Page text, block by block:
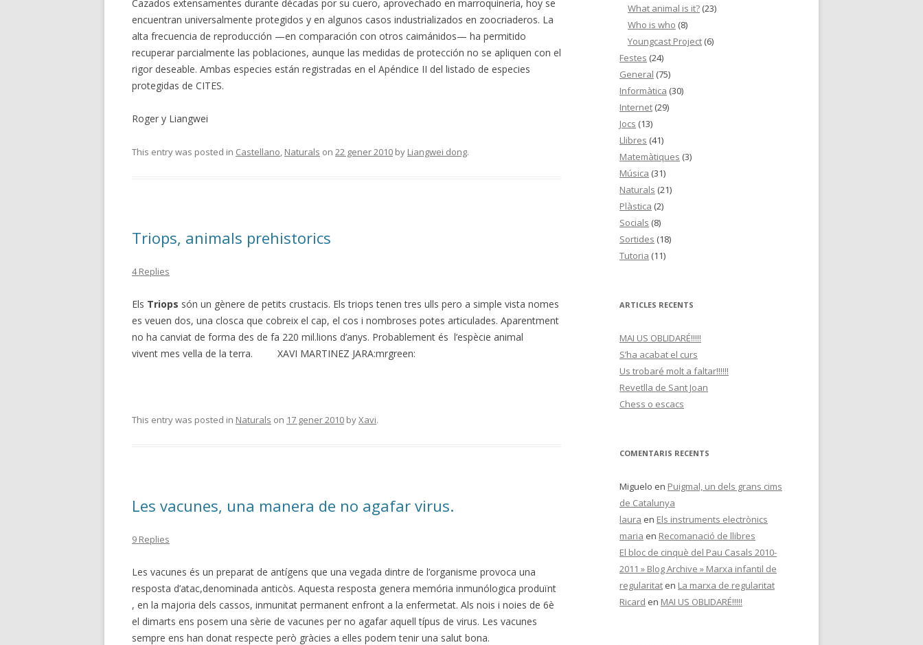
Cazados extensamentes durante décadas por su cuero, aprovechado en marroquinería, hoy se
encuentran universalmente protegidos y en algunos casos industrializados en zoocriaderos. La
alta frecuencia de reproducción —en comparación con otros caimánidos— ha permitido
recuperar parcialmente las poblaciones, aunque las medidas de protección no se apliquen con el
rigor deseable. Ambas especies están registradas en el Apéndice II del listado de especies
protegidas de CITES.
Roger y Liangwei
This entry was posted in Castellano, Naturals on 22 gener 2010 by Liangwei dong.
Triops, animals prehistorics
4 Replies
Els Triops són un gènere de petits crustacis. Els triops tenen tres ulls pero a simple vista nomes
es veuen dos, una closca que cobreix el cap, el cos i nombroses potes articulades. Aparentment
no ha canviat de forma des de fa 220 mil.lions d’anys. Probablement és l’espècie animal
vivent mes vella de la terra. XAVI MARTINEZ JARA:mrgreen:
This entry was posted in Naturals on 17 gener 2010 byXavi.
Les vacunes, una manera de no agafar virus.
9 Replies
Les vacunes és un preparat de antígens que una vegada dintre de l’organisme provoca una
resposta d’atac,denominada anticòs. Aquesta resposta genera memória inmunólogica produïnt
, en la majoria dels cassos, inmunitat permanent enfront a la enfermetat. Als nois i noies de 6è
el dimarts ens posem una sèrie de vacunes per no agafar aquell típus de virus. Les vacunes
sempre ens han donat respecte però gràcies a elles podem tenir una salut bona.
What animal is it? (23)
Who is who (8)
Youngcast Project (6)
Festes (24)
General (75)
Informàtica (30)
Internet (29)
Jocs (13)
Llibres (41)
Matemàtiques (3)
Música (31)
Naturals (21)
Plàstica (2)
Socials (8)
Sortides (18)
Tutoria (11)
ARTICLES RECENTS
MAI US OBLIDARÉ!!!!!
S’ha acabat el curs
Us trobaré molt a faltar!!!!!!
Revetlla de Sant Joan
Chess o escacs
COMENTARIS RECENTS
Miguelo en Puigmal, un dels grans cims
de Catalunya
laura en Els instruments electrònics
maria en Recomanació de llibres
El bloc de cinquè del Pau Casals 2010-
2011 » Blog Archive » Marxa infantil de
regularitat en La marxa de regularitat
Ricard en MAI US OBLIDARÉ!!!!!